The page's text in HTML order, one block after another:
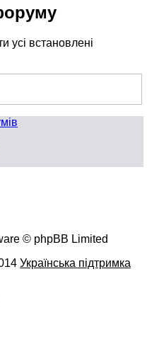
усі встановлені
© phpBB Limited
Українська підтримка